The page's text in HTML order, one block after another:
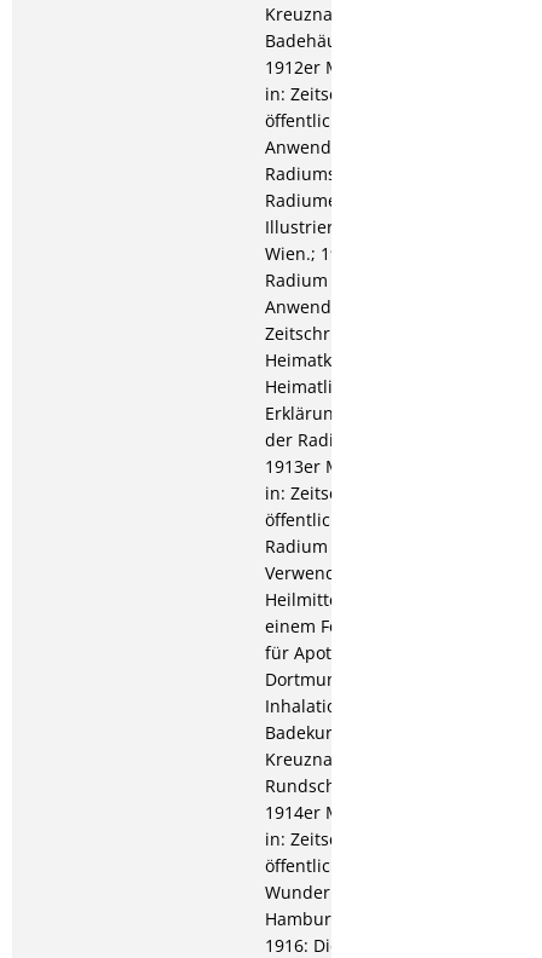
Kreuznacher Saline, die
Badehäuser u.s.w.; Die
1912er Moste der Nahe,
in: Zeitschrift für
öffentliche Chemie;
Anwendungsformen des
Radiums und der
Radiumemanation, in :
Illustriertes Badeblatt,
Wien.; 1914: Einiges über
Radium und seine
Anwendung, in:
Zeitschrift für
Heimatkunde und
Heimatliebe; Beitrag zur
Erklärung der Wirkung
der Radium Solbäder; Die
1913er Moste der Nahe,
in: Zeitschrift für
öffentliche Chemie; Das
Radium und seine
Verwendung als
Heilmittel (Vortrag auf
einem Fortbildungskurs
für Apotheker in
Dortmund); Die Trink-,
Inhalations- und
Badekuren in Bad
Kreuznach, in: Tägliche
Rundschau; 1915: Die
1914er Moste der Nahe,
in: Zeitschrift für
öffentliche Chemie; Das
Wunder des Radiums, in:
Hamburger Fremdenblatt;
1916: Die 1915er Moste